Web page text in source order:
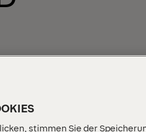
stimmen Sie der